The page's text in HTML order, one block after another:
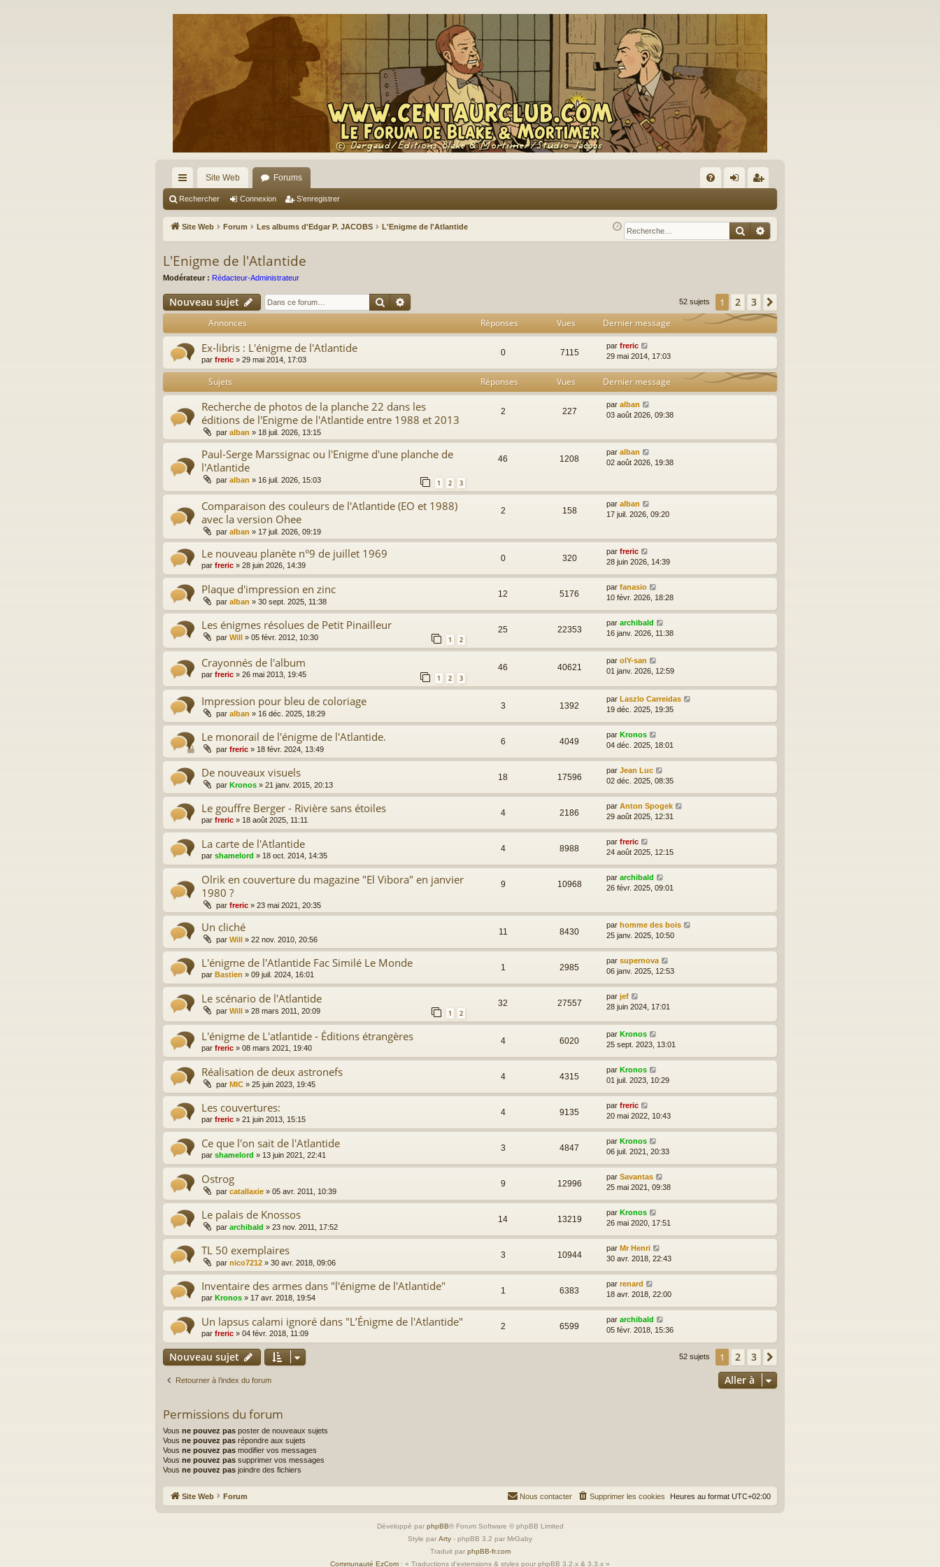
cc
ès
ra
pi
de
Site Web Forums
Q ne
xi
nr
eg
Rechercher Connexion S’enregistrer
Site Web Forum Les albums d'Edgar P. JACOBS L'Enigme de l'Atlantide Rechercher
Recherche avancée
L'Enigme de l'Atlantide
Modérateur : Rédacteur-Administrateur
Nouveau sujet Rechercher 52 sujets 1 2 3
Annonces Réponses Vues Dernier message
Ex-libris : L'énigme de l'Atlantide
par freric » 29 mai 2014, 17:03
0 7115
par freric
29 mai 2014, 17:03
Sujets Réponses Vues Dernier message
Recherche de photos de la planche 22 dans les
éditions de l'Enigme de l'Atlantide entre 1988 et 2013
par alban » 18 juil. 2026, 13:15
2 227
par alban
03 août 2026, 09:38
Paul-Serge Marssignac ou l'Enigme d'une planche de
l'Atlantide
par alban » 16 juil. 2026, 15:03 1 2 3
46 1208
par alban
02 août 2026, 19:38
Comparaison des couleurs de l'Atlantide (EO et 1988)
avec la version Ohee
par alban » 17 juil. 2026, 09:19
2 158
par alban
17 juil. 2026, 09:20
Le nouveau planète n°9 de juillet 1969
par freric » 28 juin 2026, 14:39
0 320
par freric
28 juin 2026, 14:39
Plaque d'impression en zinc
par alban » 30 sept. 2025, 11:38
12 5176
par fanasio
10 févr. 2026, 18:28
Les énigmes résolues de Petit Pinailleur
par Will » 05 févr. 2012, 10:30 1 2
25 22353
par archibald
16 janv. 2026, 11:38
Crayonnés de l'album
par freric » 26 mai 2013, 19:45 1 2 3
46 40621
par olY-san
01 janv. 2026, 12:59
Impression pour bleu de coloriage
par alban » 16 déc. 2025, 18:29
3 1392
par Laszlo Carreidas
19 déc. 2025, 19:35
Le monorail de l'énigme de l'Atlantide.
par freric » 18 févr. 2024, 13:49
6 4049
par Kronos
04 déc. 2025, 18:01
De nouveaux visuels
par Kronos » 21 janv. 2015, 20:13
18 17596
par Jean Luc
02 déc. 2025, 08:35
Le gouffre Berger - Rivière sans étoiles
par freric » 18 août 2025, 11:11
4 2186
par Anton Spogek
29 août 2025, 12:31
La carte de l'Atlantide
par shamelord » 18 oct. 2014, 14:35
4 8988
par freric
24 août 2025, 12:15
Olrik en couverture du magazine "El Vibora" en janvier
1980 ?
par freric » 23 mai 2021, 20:35
9 10968
par archibald
26 févr. 2025, 09:01
Un cliché
par Will » 22 nov. 2010, 20:56
11 8430
par homme des bois
25 janv. 2025, 10:50
L'énigme de l'Atlantide Fac Similé Le Monde
par Bastien » 09 juil. 2024, 16:01
1 2985
par supernova
06 janv. 2025, 12:53
Le scénario de l'Atlantide
par Will » 28 mars 2011, 20:09 1 2
32 27557
par jef
28 juin 2024, 17:01
L'énigme de L'atlantide - Éditions étrangères
par freric » 08 mars 2021, 19:40
4 6020
par Kronos
25 sept. 2023, 13:01
Réalisation de deux astronefs
par MIC » 25 juin 2023, 19:45
4 4315
par Kronos
01 juil. 2023, 10:29
Les couvertures:
par freric » 21 juin 2013, 15:15
4 9135
par freric
20 mai 2022, 10:43
Ce que l'on sait de l'Atlantide
par shamelord » 13 juin 2021, 22:41
3 4847
par Kronos
06 juil. 2021, 20:33
Ostrog
par catallaxie » 05 avr. 2011, 10:39
9 12996
par Savantas
25 mai 2021, 09:38
Le palais de Knossos
par archibald » 23 nov. 2011, 17:52
14 13219
par Kronos
26 mai 2020, 17:51
TL 50 exemplaires
par nico7212 » 30 avr. 2018, 09:06
3 10944
par Mr Henri
30 avr. 2018, 22:43
Inventaire des armes dans "l'énigme de l'Atlantide"
par Kronos » 17 avr. 2018, 19:54
1 6383
par renard
18 avr. 2018, 22:00
Un lapsus calami ignoré dans "L’Énigme de l'Atlantide"
par freric » 04 févr. 2018, 11:09
2 6599
par archibald
05 févr. 2018, 15:36
Nouveau sujet 52 sujets 1 2 3
Retourner à l’index du forum Aller à
Permissions du forum
Vous ne pouvez pas poster de nouveaux sujets
Vous ne pouvez pas répondre aux sujets
Vous ne pouvez pas modifier vos messages
Vous ne pouvez pas supprimer vos messages
Vous ne pouvez pas joindre des fichiers
Site Web Forum Heures au format UTC+02:00
Supprimer les cookies
Nous contacter
Développé par phpBB® Forum Software © phpBB Limited
Style par Arty - phpBB 3.2 par MrGaby
Traduit par phpBB-fr.com
Communauté EzCom : « Traductions d'extensions & styles pour phpBB 3.2.x & 3.3.x »